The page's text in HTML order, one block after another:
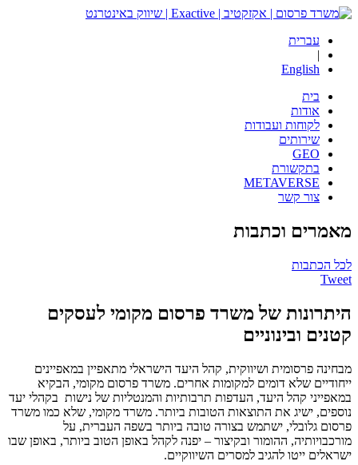
עברית
|
English
בית
אודות
לקוחות ועבודות
שירותים
GEO
בתקשורת
METAVERSE
צור קשר
מאמרים וכתבות
לכל הכתבות
Tweet
היתרונות של משרד פרסום מקומי לעסקים
קטנים ובינוניים
מבחינה פרסומית ושיווקית, קהל היעד הישראלי מתאפיין במאפיינים
ייחודיים שלא דומים למקומות אחרים. משרד פרסום מקומי, הבקיא
במאפייני קהל היעד, העדפות תרבותיות והמנטליות של נישות בקהלי יעד
נוספים, ישיג את התוצאות הטובות ביותר. משרד מקומי, שלא כמו משרד
פרסום גלובלי, ישתמש בצורה טובה ביותר בשפה העברית, על
מורכבויותיה, ההומור ובקיצור – יפנה לקהל באופן הטוב ביותר, באופן שבו
ישראלים ייטו להגיב למסרים השיווקיים.